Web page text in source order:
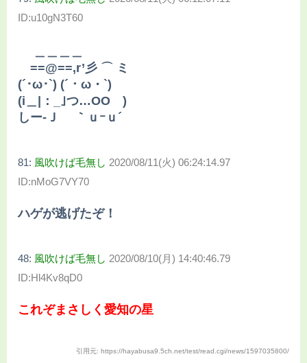
ID:u10gN3T60
ゝ==@==,r’彡 ⌒ ミ
(´･ω･`) (´・ω・`)
(i＿|：_｣つ…OO )
しー‐Ｊ ｀ｕｰｕ´
81: 風吹けば毛無し 2020/08/11(火) 06:24:14.97
ID:nMoG7VY70
ハゲが逃げたぞ！
48: 風吹けば毛無し 2020/08/10(月) 14:40:46.79
ID:Hl4Kv8qD0
これぞまさしく愛知の星
引用元: https://hayabusa9.5ch.net/test/read.cgi/news/1597035800/